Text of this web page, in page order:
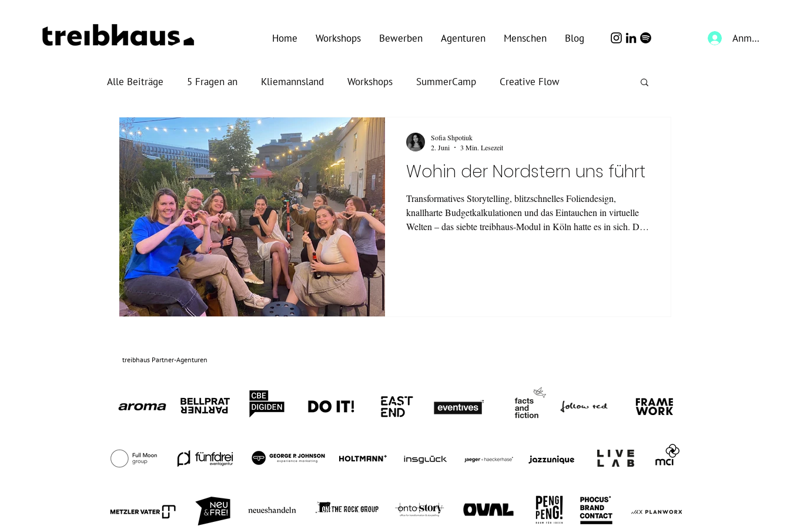
Home Workshops Bewerben Agenturen Menschen Blog Anmelden
Alle Beiträge 5 Fragen an Kliemannsland Workshops SummerCamp Creative Flow
Wohin der Nordstern uns führt
Transformatives Storytelling, blitzschnelles Foliendesign,
knallharte Budgetkalkulationen und das Eintauchen in virtuelle
Welten – das siebte treibhaus-Modul in Köln hatte es in sich. Drei
Sofia Shpotiuk
2. Juni
3 Min. Lesezeit
treibhaus Partner-Agenturen